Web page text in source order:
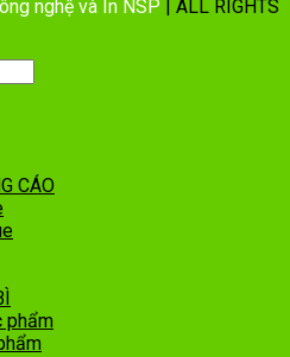
nghệ và In NSP | ALL RIGHTS
CÁO
phẩm